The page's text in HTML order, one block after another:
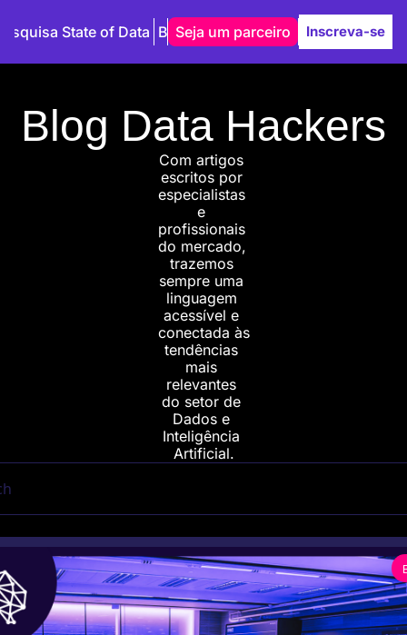
State of Data Blog Autores
Seja um parceiro Inscreva-se
Blog Data Hackers
Com artigos
escritos por
especialistas
e
profissionais
do mercado,
trazemos
sempre uma
linguagem
acessível e
conectada às
tendências
mais
relevantes
do setor de
Dados e
Inteligência
Artificial.